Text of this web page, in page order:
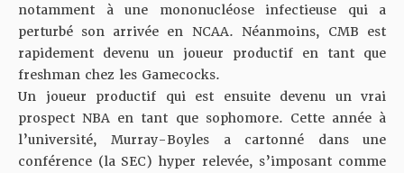
notamment à une mononucléose infectieuse qui a
perturbé son arrivée en NCAA. Néanmoins, CMB est
rapidement devenu un joueur productif en tant que
freshman chez les Gamecocks.
Un joueur productif qui est ensuite devenu un vrai
prospect NBA en tant que sophomore. Cette année à
l’université, Murray-Boyles a cartonné dans une
conférence (la SEC) hyper relevée, s’imposant comme